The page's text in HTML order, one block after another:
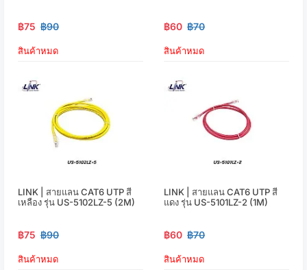
฿75 ฿90
สินค้าหมด
฿60 ฿70
สินค้าหมด
LINK | สายแลน CAT6 UTP สี
เหลือง รุ่น US-5102LZ-5 (2M)
฿75 ฿90
สินค้าหมด
LINK | สายแลน CAT6 UTP สี
แดง รุ่น US-5101LZ-2 (1M)
฿60 ฿70
สินค้าหมด